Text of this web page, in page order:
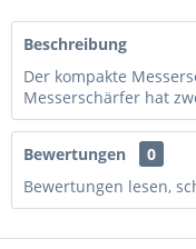
Beschreibung
Der kompakte
Messerschärfer hat
Bewertungen
0
Bewertungen lesen,